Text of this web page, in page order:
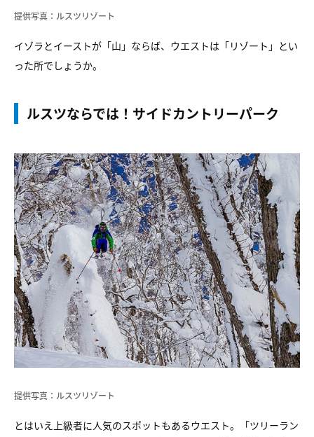
提供写真：ルスツリゾート
イゾラとイーストが「山」ならば、ウエストは「リゾート」とい
った所でしょうか。
ルスツならでは！サイドカントリーパーク
提供写真：ルスツリゾート
とはいえ上級者に人気のスポットもあるウエスト。「ツリーラン